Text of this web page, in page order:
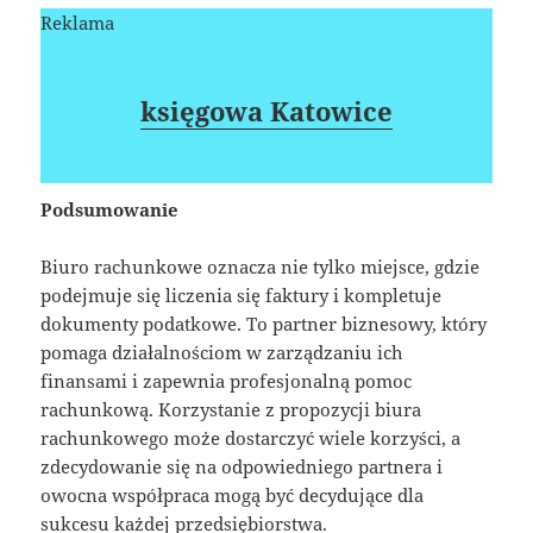
Reklama
księgowa Katowice
Podsumowanie
Biuro rachunkowe oznacza nie tylko miejsce, gdzie
podejmuje się liczenia się faktury i kompletuje
dokumenty podatkowe. To partner biznesowy, który
pomaga działalnościom w zarządzaniu ich
finansami i zapewnia profesjonalną pomoc
rachunkową. Korzystanie z propozycji biura
rachunkowego może dostarczyć wiele korzyści, a
zdecydowanie się na odpowiedniego partnera i
owocna współpraca mogą być decydujące dla
sukcesu każdej przedsiębiorstwa.